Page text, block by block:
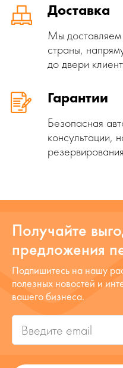
Доставка
Мы доставляем
страны,
до двери
Гарантии
Безопасная
консультации,
Получайте
предложения
Подпишитесь на нашу
полезных новостей и
вашего бизнеса.